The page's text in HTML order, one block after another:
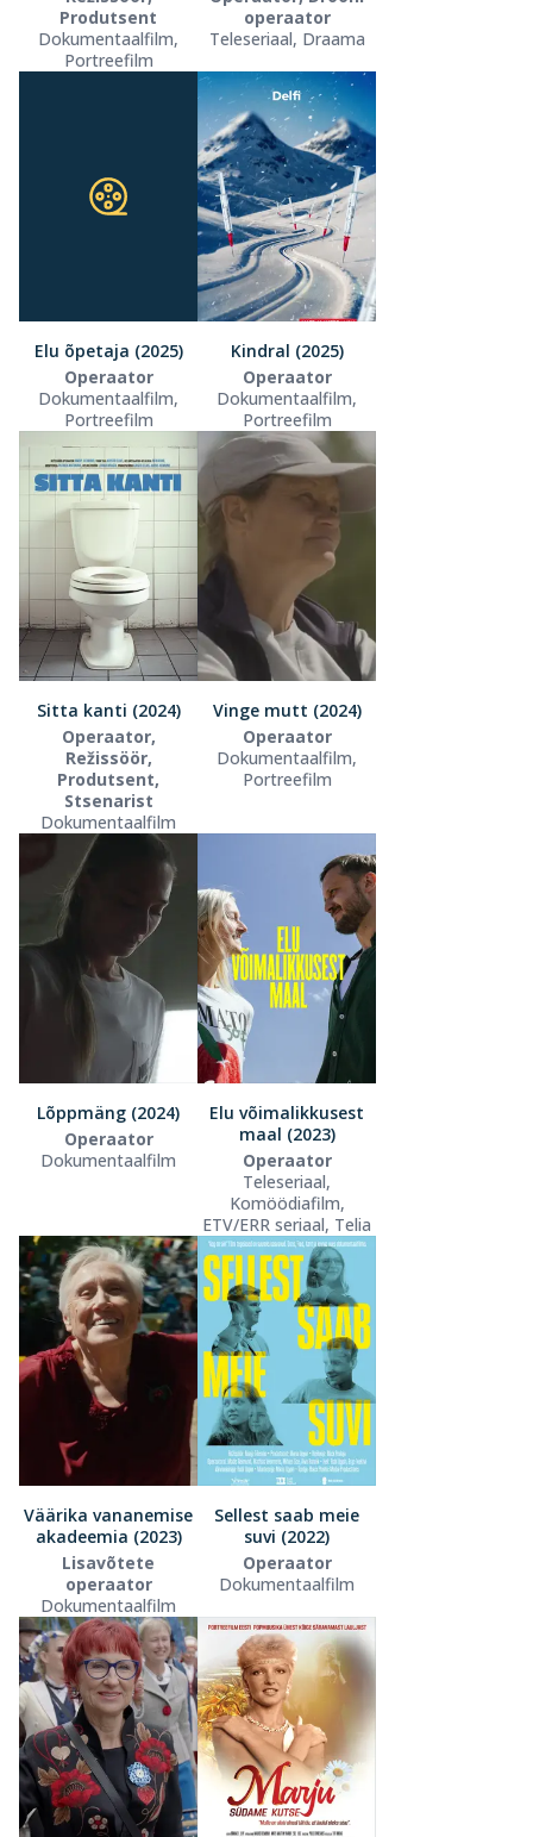
Produtsent
Dokumentaalfilm,
Portreefilm
operaator
Teleseriaal, Draama
Elu õpetaja (2025)
Operaator
Dokumentaalfilm,
Portreefilm
Kindral (2025)
Operaator
Dokumentaalfilm,
Portreefilm
Sitta kanti (2024)
Operaator,
Režissöör,
Produtsent,
Stsenarist
Dokumentaalfilm
Vinge mutt (2024)
Operaator
Dokumentaalfilm,
Portreefilm
Lõppmäng (2024)
Operaator
Dokumentaalfilm
Elu võimalikkusest
maal (2023)
Operaator
Teleseriaal,
Komöödiafilm,
ETV/ERR seriaal, Telia
Väärika vananemise
akadeemia (2023)
Lisavõtete
operaator
Dokumentaalfilm
Sellest saab meie
suvi (2022)
Operaator
Dokumentaalfilm